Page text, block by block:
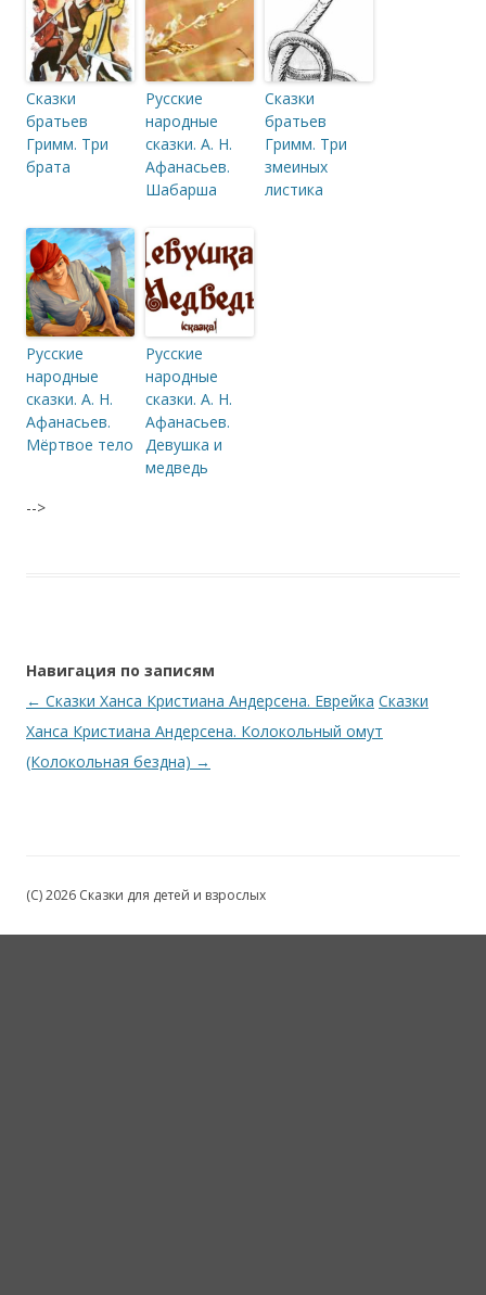
Сказки
братьев
Гримм. Три
брата
Русские
народные
сказки. А. Н.
Афанасьев.
Шабарша
Сказки
братьев
Гримм. Три
змеиных
листика
Русские
народные
сказки. А. Н.
Афанасьев.
Мёртвое тело
Русские
народные
сказки. А. Н.
Афанасьев.
Девушка и
медведь
-->
Навигация по записям
← Сказки Ханса Кристиана Андерсена. Еврейка Сказки
Ханса Кристиана Андерсена. Колокольный омут
(Колокольная бездна) →
(C) 2026 Сказки для детей и взрослых